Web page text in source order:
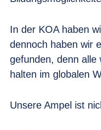
In der KOA haben
dennoch haben wir
gefunden, denn alle
halten im globalen
Unsere Ampel ist